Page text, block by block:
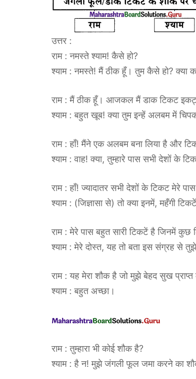
उत्तर :
राम : नमस्ते श्याम! कैसे हो?
श्याम : नमस्ते! मैं ठीक हूँ। तुम कैसे हो? क्या
राम : मैं ठीक हूँ। आजकल मैं डाक टिकट
श्याम : बहुत खूब! क्या तुम इन्हें अलबम में
राम : हाँ! मैंने एक अलबम बना लिया है और
श्याम : वाह! क्या, तुम्हारे पास सभी देशों के
राम : हाँ! ज्यादातर सभी देशों के टिकट मेरे
श्याम : (जिज्ञासा से) तो क्या इनमें, महँगी
राम : मेरे पास बहुत सारी टिकटें है जिनमें कुछ
श्याम : मेरे दोस्त, यह तो बता इस संग्रह से तुझे
राम : यह मेरा शौक है जो मुझे बेहद सुख
श्याम : बहुत अच्छा।
राम : तुम्हारा भी कोई शौक है?
श्याम : है न! मुझे जंगली फूल जमा करने का